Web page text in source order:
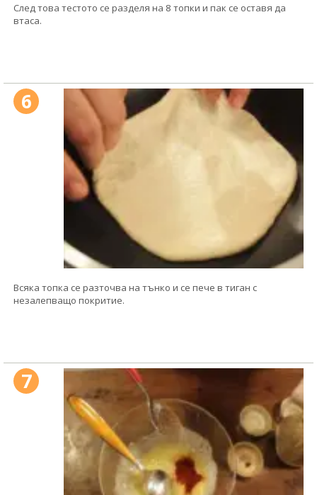
След това тестото се разделя на 8 топки и пак се оставя да
втаса.
6
Всяка топка се разточва на тънко и се пече в тиган с
незалепващо покритие.
7